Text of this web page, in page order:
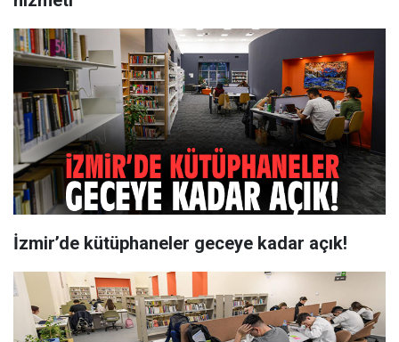
İzmir’de kütüphaneler geceye kadar açık!